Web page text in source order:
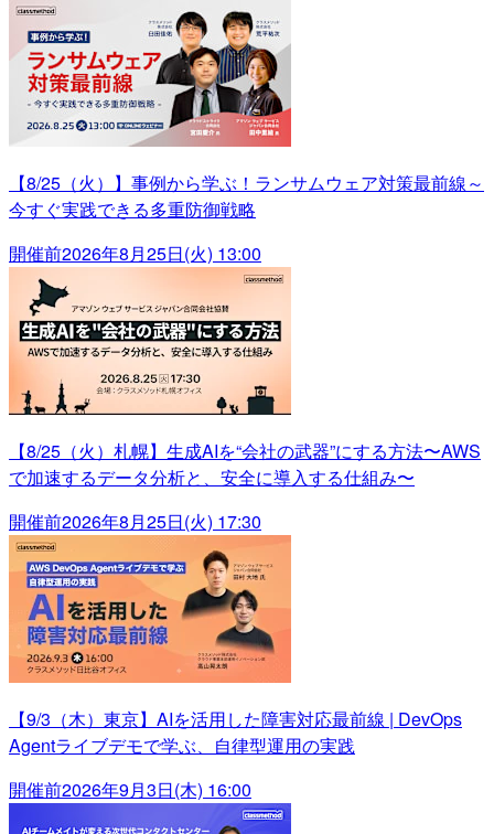
【8/25（火）】事例から学ぶ！ランサムウェア対策最前線～
今すぐ実践できる多重防御戦略
開催前2026年8月25日(火) 13:00
【8/25（火）札幌】生成AIを“会社の武器”にする方法〜AWS
で加速するデータ分析と、安全に導入する仕組み〜
開催前2026年8月25日(火) 17:30
【9/3（木）東京】AIを活用した障害対応最前線 | DevOps
Agentライブデモで学ぶ、自律型運用の実践
開催前2026年9月3日(木) 16:00